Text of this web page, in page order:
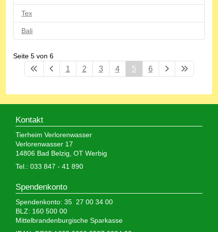
Tex
Bali
Seite 5 von 6
1 2 3 4 5 6
Kontakt
Tierheim Verlorenwasser
Verlorenwasser 17
14806 Bad Belzig, OT Werbig
Tel.: 033 847 - 41 890
Spendenkonto
Spendenkonto: 35 27 00 34 00
BLZ: 160 500 00
Mittelbrandenburgische Sparkasse